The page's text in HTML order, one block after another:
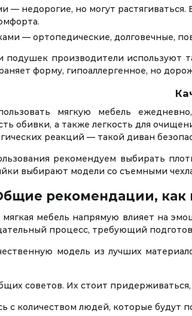
— недорогие, но могут растягиваться.
— ортопедические, долговечные,
производители используют
форму, гипоаллергенное, но
мягкую мебель
обивки, а также легкость для
реакций — такой диван
рекомендуем выбирать
выбирают модели со съемными
рекомендации, как
мебель напрямую влияет на
процесс, требующий
модель из лучших
советов. Их стоит
с количеством людей, которые будут